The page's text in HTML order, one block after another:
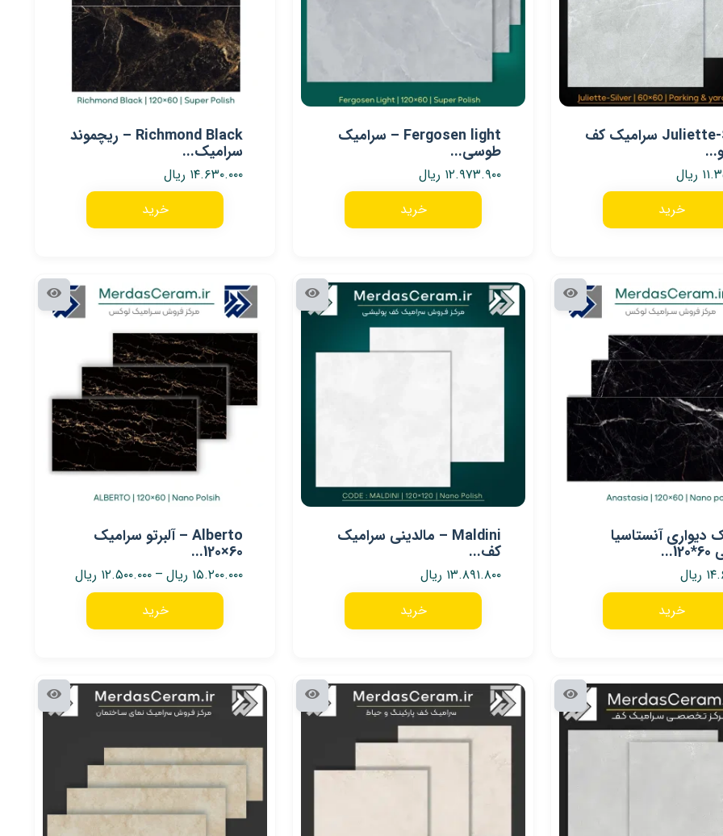
Juliette-Silver سرامیک کف
ریال
خرید
Fergosen light – سرامیک
طوسی...
۱۲.۹۷۳.۹۰۰ ریال
خرید
Richmond Black – ریچموند
سرامیک...
۱۴.۶۳۰.۰۰۰ ریال
خرید
دیواری آنستاسیا
ریال
خرید
Maldini – مالدینی سرامیک
کف...
۱۳.۸۹۱.۸۰۰ ریال
خرید
Alberto – آلبرتو سرامیک
60×120...
۱۵.۲۰۰.۰۰۰ ریال – ۱۲.۵۰۰.۰۰۰ ریال
خرید